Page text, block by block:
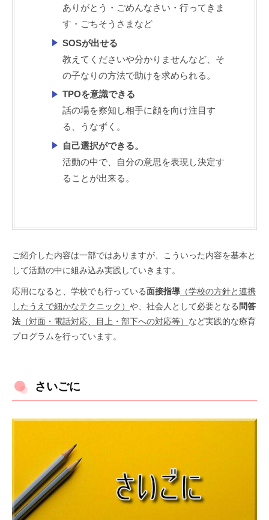
ありがとう・ごめんなさい・行ってきま
す・ごちそうさまなど
SOSが出せる
教えてくださいや分かりませんなど、そ
の子なりの方法で助けを求められる。
TPOを意識できる
話の場を察知し相手に顔を向け注目す
る、うなずく。
自己選択ができる。
活動の中で、自分の意思を表現し決定す
ることが出来る。
ご紹介した内容は一部ではありますが、こういった内容を基本と
して活動の中に組み込み実践していきます。
応用になると、学校でも行っている面接指導 （学校の方針と連携
したうえで細かなテクニック） や、社会人として必要となる 問答
法 （対面・電話対応、目上・部下への対応等） など実践的な療育
プログラムを行っています。
さいごに